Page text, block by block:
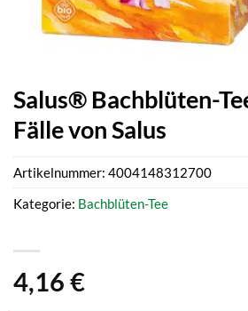
Salus® Bachblüten-
Fälle von Salus
4,16 €
Artikelnummer: 4004148312700
Kategorie: Bachblüten-Tee